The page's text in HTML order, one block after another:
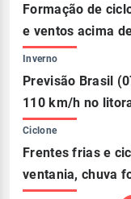
Formação de
e ventos acima
Inverno
Previsão Brasil
110 km/h no
Ciclone
Frentes frias e
ventania, chuva